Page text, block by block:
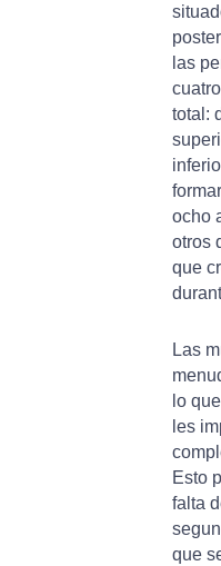
las
total:
ocho
otros
que
Las
lo
les
Esto
falta
que